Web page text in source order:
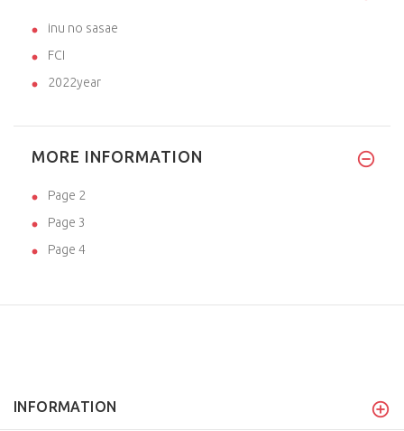
inu no sasae
FCI
2022year
MORE INFORMATION
Page 2
Page 3
Page 4
INFORMATION